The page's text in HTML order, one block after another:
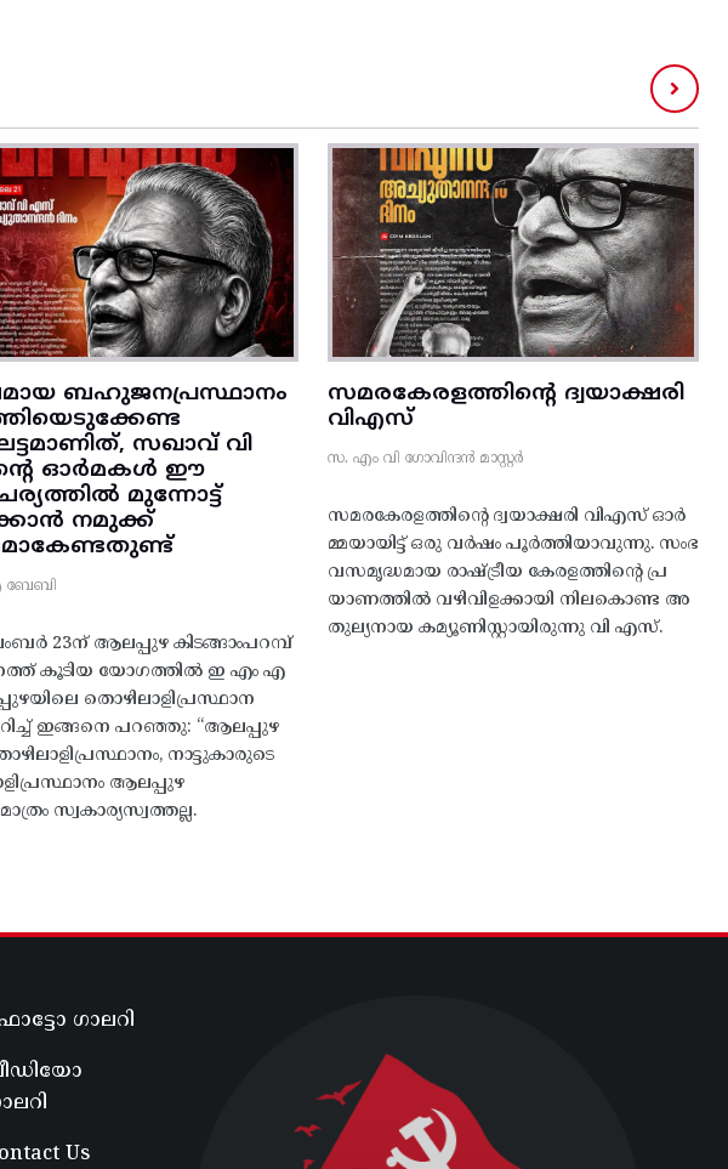
ബഹുജനപ്രസ്ഥാനം
സഖാവ് വി
ഓർമകൾ ഈ
മുന്നോട്ട്‌
നമുക്ക്
ബേബി
23ന് ആലപ്പുഴ കിടങ്ങാംപറമ്പ്‌
കൂടിയ യോഗത്തിൽ ഇ എം എ
തൊഴിലാളിപ്രസ്ഥാന
ഇങ്ങനെ പറഞ്ഞു: “ആലപ്പുഴ
നാട്ടുകാരുടെ
ആലപ്പുഴ
സ്വകാര്യസ്വത്തല്ല.
സമരകേരളത്തിൻ്റെ ദ്വയാക്ഷരി
വിഎസ്
സ. എം വി ഗോവിന്ദൻ മാസ്റ്റർ
സമരകേരളത്തിൻ്റെ ദ്വയാക്ഷരി വിഎസ് ഓർ
മ്മയായിട്ട് ഒരു വർഷം പൂർത്തിയാവുന്നു. സംഭ
വസമൃദ്ധമായ രാഷ്ട്രീയ കേരളത്തിന്റെ പ്ര
യാണത്തിൽ വഴിവിളക്കായി നിലകൊണ്ട അ
തുല്യനായ കമ്യൂണിസ്റ്റായിരുന്നു വി എസ്.
ഗാലറി
Us